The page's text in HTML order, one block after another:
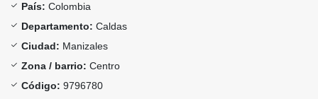
País: Colombia
Departamento: Caldas
Ciudad: Manizales
Zona / barrio: Centro
Código: 9796780